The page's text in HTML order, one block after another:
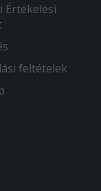
Értékelési
feltételek